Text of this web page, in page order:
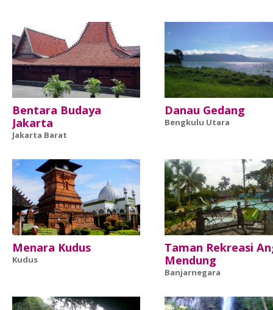
Bentara Budaya
Jakarta
Jakarta Barat
Danau Gedang
Bengkulu Utara
Menara Kudus
Kudus
Taman Rekreasi
Mendung
Banjarnegara